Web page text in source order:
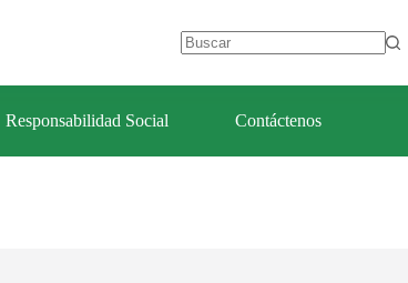
celulaforestal@celulaforestal.com 09:00am / 6:00pm
resultados
Responsabilidad Social Contáctenos